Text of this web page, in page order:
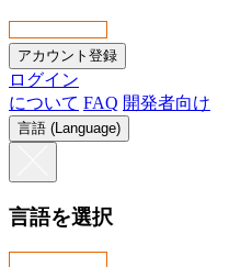
ログイン
について FAQ 開発者向け
言語 (Language)
言語を選択